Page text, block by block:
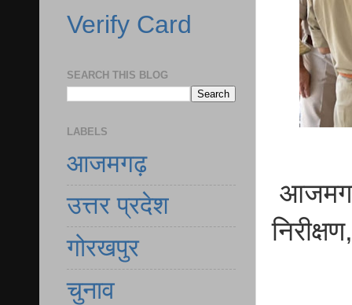
Verify Card
SEARCH THIS BLOG
LABELS
आजमगढ़
उत्तर प्रदेश
गोरखपुर
चुनाव